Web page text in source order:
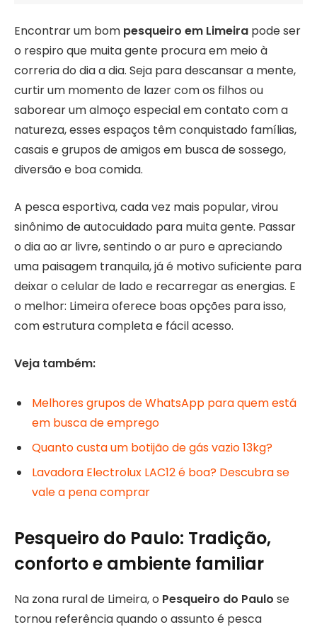
Encontrar um bom pesqueiro em Limeira pode ser
o respiro que muita gente procura em meio à
correria do dia a dia. Seja para descansar a mente,
curtir um momento de lazer com os filhos ou
saborear um almoço especial em contato com a
natureza, esses espaços têm conquistado famílias,
casais e grupos de amigos em busca de sossego,
diversão e boa comida.
A pesca esportiva, cada vez mais popular, virou
sinônimo de autocuidado para muita gente. Passar
o dia ao ar livre, sentindo o ar puro e apreciando
uma paisagem tranquila, já é motivo suficiente para
deixar o celular de lado e recarregar as energias. E
o melhor: Limeira oferece boas opções para isso,
com estrutura completa e fácil acesso.
Veja também:
Melhores grupos de WhatsApp para quem está
em busca de emprego
Quanto custa um botijão de gás vazio 13kg?
Lavadora Electrolux LAC12 é boa? Descubra se
vale a pena comprar
Pesqueiro do Paulo: Tradição,
conforto e ambiente familiar
Na zona rural de Limeira, o Pesqueiro do Paulo se
tornou referência quando o assunto é pesca